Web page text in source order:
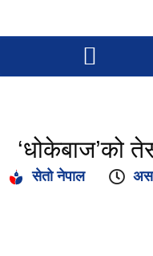
‘धोकेबाज’को
सेतो नेपाल